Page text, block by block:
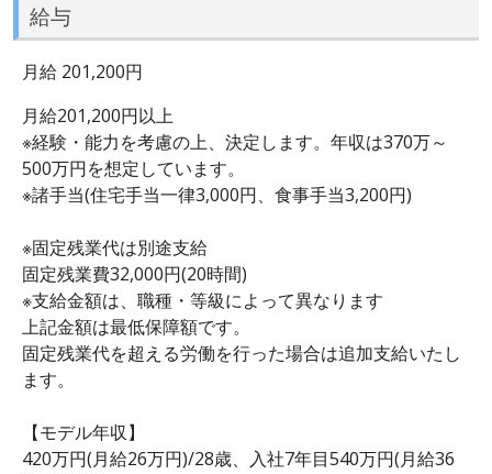
給与
月給 201,200円
月給201,200円以上
※経験・能力を考慮の上、決定します。年収は370万～
500万円を想定しています。
※諸手当(住宅手当一律3,000円、食事手当3,200円)
※固定残業代は別途支給
固定残業費32,000円(20時間)
※支給金額は、職種・等級によって異なります
上記金額は最低保障額です。
固定残業代を超える労働を行った場合は追加支給いたし
ます。
【モデル年収】
420万円(月給26万円)/28歳、入社7年目540万円(月給36